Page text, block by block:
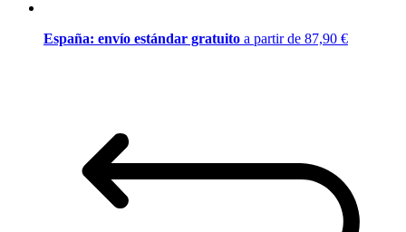
España: envío estándar gratuito a partir de 87,90 €